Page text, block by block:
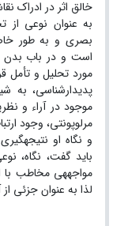
خالق اثر در ادراک
به عنوان نوعی از
بصری و به طور
است و در باب بدن
مورد تحلیل و تأمل
پدیدارشناسی، به
موجود در آراء و
مرلوپونتی، وجود
و نگاه او
باید گفت، نگاه،
مواجهه­ی مخاطب با
لذا به عنوان جزئی